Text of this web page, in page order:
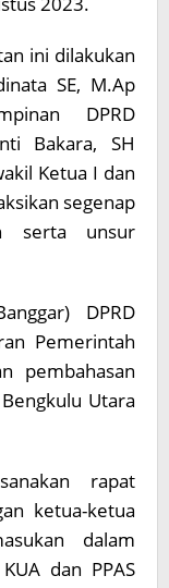
ini dilakukan
SE, M.Ap
DPRD
Bakara, SH
Ketua I dan
segenap
serta unsur
DPRD
Pemerintah
pembahasan
Utara
rapat
ketua-ketua
dalam
dan PPAS